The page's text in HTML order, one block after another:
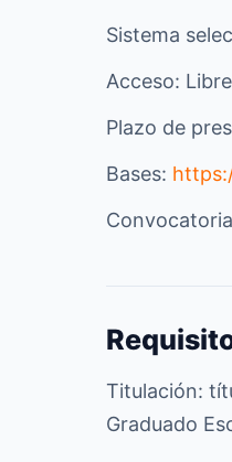
Sistema
Acceso: Libre
Plazo de
Bases:
Titulación:
Graduado